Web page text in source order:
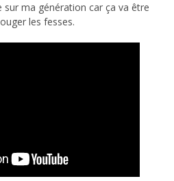
ma génération car ça va être
les fesses.